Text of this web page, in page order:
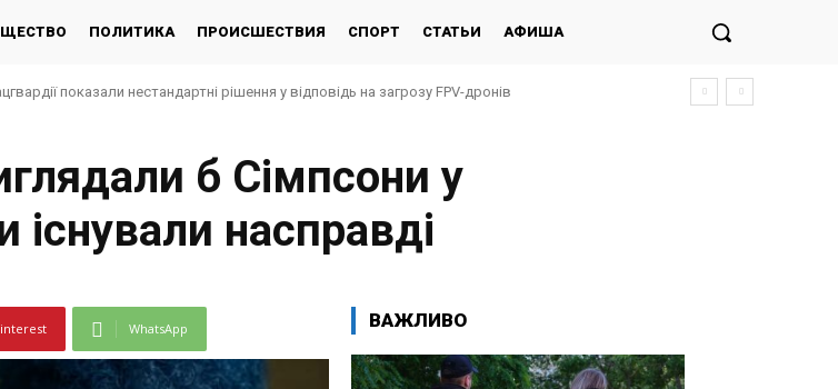
ПОЛИТИКА ПРОИСШЕСТВИЯ СПОРТ СТАТЬИ АФИША
показали нестандартні рішення у відповідь на загрозу FPV-дронів
б Сімпсони у
насправді
WhatsApp ВАЖЛИВО